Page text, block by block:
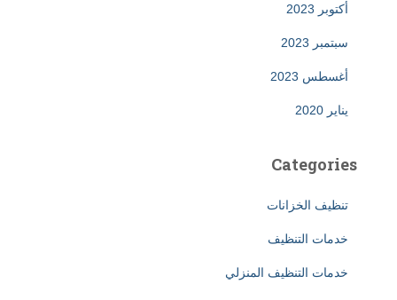
أكتوبر 2023
سبتمبر 2023
أغسطس 2023
يناير 2020
Categories
تنظيف الخزانات
خدمات التنظيف
خدمات التنظيف المنزلي